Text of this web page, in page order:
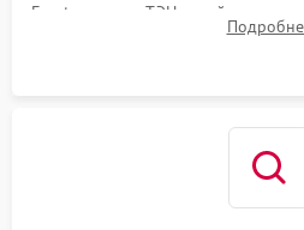
Frost, включая ТЭН оттайки и
платы управления при